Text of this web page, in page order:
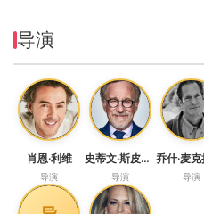
导演
肖恩·利维
导演
史蒂文·斯皮尔伯格
导演 导演